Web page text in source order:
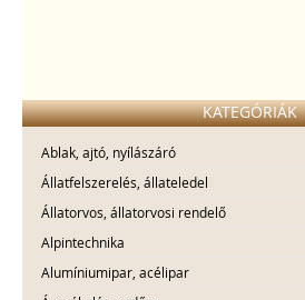
KATEGÓRIÁK
Ablak, ajtó, nyílászáró
Állatfelszerelés, állateledel
Állatorvos, állatorvosi rendelő
Alpintechnika
Alumíniumipar, acélipar